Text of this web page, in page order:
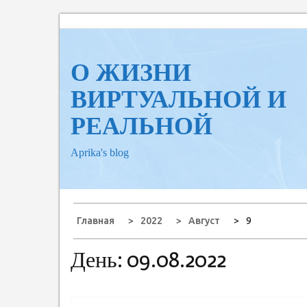
О ЖИЗНИ
ВИРТУАЛЬНОЙ И
РЕАЛЬНОЙ
Aprika's blog
Главная 2022 Август 9
День: 09.08.2022